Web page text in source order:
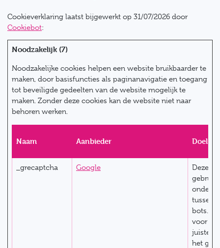
Cookieverklaring laatst bijgewerkt op 31/07/2026 door
Cookiebot:
Noodzakelijk (7)
Noodzakelijke cookies helpen een website bruikbaarder te
maken, door basisfuncties als paginanavigatie en toegang
tot beveiligde gedeelten van de website mogelijk te
maken. Zonder deze cookies kan de website niet naar
behoren werken.
Naam Aanbieder Doel
_grecaptcha Google
Deze
tussen
bots.
voor de
juiste
het